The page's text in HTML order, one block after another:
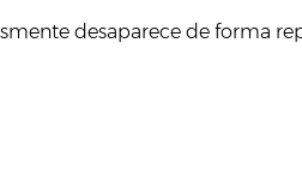
desaparece de forma